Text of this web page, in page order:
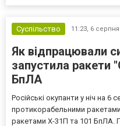
Суспільство 11:23, 6 серпня
Як відпрацювали
запустила ракети
БпЛА
Російські окупанти у ніч на 6
протикорабельними
ракетами Х-31П та 101 БпЛА.